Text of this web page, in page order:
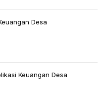
Desa
Keuangan Desa